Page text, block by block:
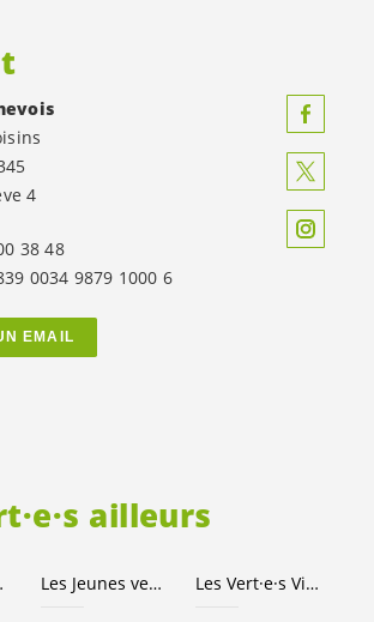
ailleurs
Les Jeunes vert-e-s Les Vert·e·s Ville de Genève
4
38 48
0034 9879 1000 6
EMAIL